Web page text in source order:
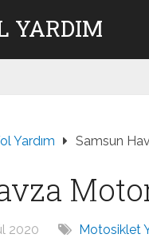
YARDIM
Yardım Samsun
2020 Motosiklet